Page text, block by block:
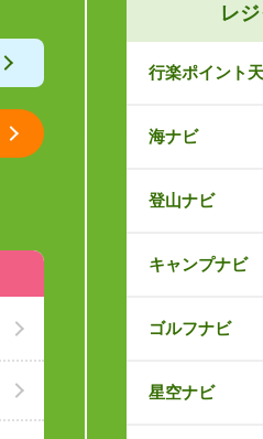
レ
行楽ポイント
海ナビ
登山ナビ
キャンプナビ
ゴルフナビ
星空ナビ